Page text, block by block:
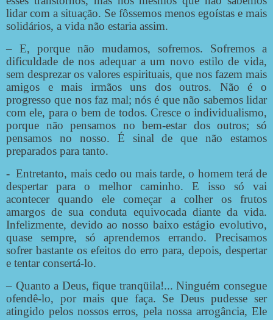
lidar com a situação. Se fôssemos menos egoístas e mais
solidários, a vida não estaria assim.
– E, porque não mudamos, sofremos. Sofremos a
dificuldade de nos adequar a um novo estilo de vida,
sem desprezar os valores espirituais, que nos fazem mais
amigos e mais irmãos uns dos outros. Não é o
progresso que nos faz mal; nós é que não sabemos lidar
com ele, para o bem de todos. Cresce o individualismo,
porque não pensamos no bem-estar dos outros; só
pensamos no nosso. É sinal de que não estamos
preparados para tanto.
- Entretanto, mais cedo ou mais tarde, o homem terá de
despertar para o melhor caminho. E isso só vai
acontecer quando ele começar a colher os frutos
amargos de sua conduta equivocada diante da vida.
Infelizmente, devido ao nosso baixo estágio evolutivo,
quase sempre, só aprendemos errando. Precisamos
sofrer bastante os efeitos do erro para, depois, despertar
e tentar consertá-lo.
– Quanto a Deus, fique tranqüila!... Ninguém consegue
ofendê-lo, por mais que faça. Se Deus pudesse ser
atingido pelos nossos erros, pela nossa arrogância, Ele